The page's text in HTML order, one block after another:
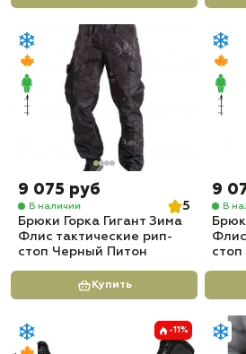
9 075 руб
В наличии
5
Брюки Горка Гигант Зима
Флис тактические рип-
стоп Черный Питон
Купить
9
В
стоп
-11%